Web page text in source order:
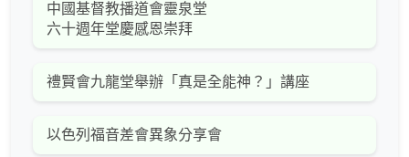
中國基督教播道會靈泉堂
六十週年堂慶感恩崇拜
禮賢會九龍堂舉辦「真是全能神？」講座
以色列福音差會異象分享會